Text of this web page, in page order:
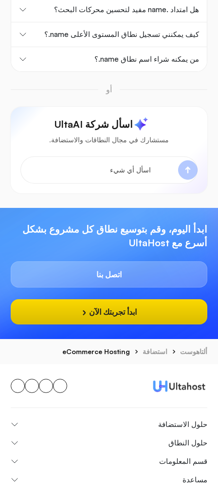
هل امتداد .name مفيد لتحسين محركات البحث؟
كيف يمكنني تسجيل نطاق المستوى الأعلى ‎.name؟
من يمكنه شراء اسم نطاق ‎.name؟
أو
اسأل شركة UltaAI
مستشارك في مجال النطاقات والاستضافة.
ابدأ اليوم، وقم بتوسيع نطاق كل مشروع بشكل
أسرع مع UltaHost
اتصل بنا
ابدأ تجربتك الآن
ألتاهوست استضافة eCommerce Hosting
حلول الاستضافة
حلول النطاق
قسم المعلومات
مساعدة